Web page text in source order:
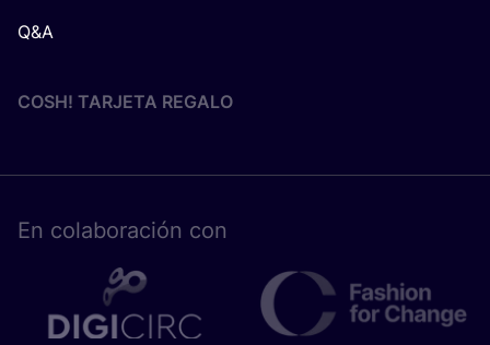
Q&A
COSH! TARJETA REGALO
En cola­bo­ra­ción con